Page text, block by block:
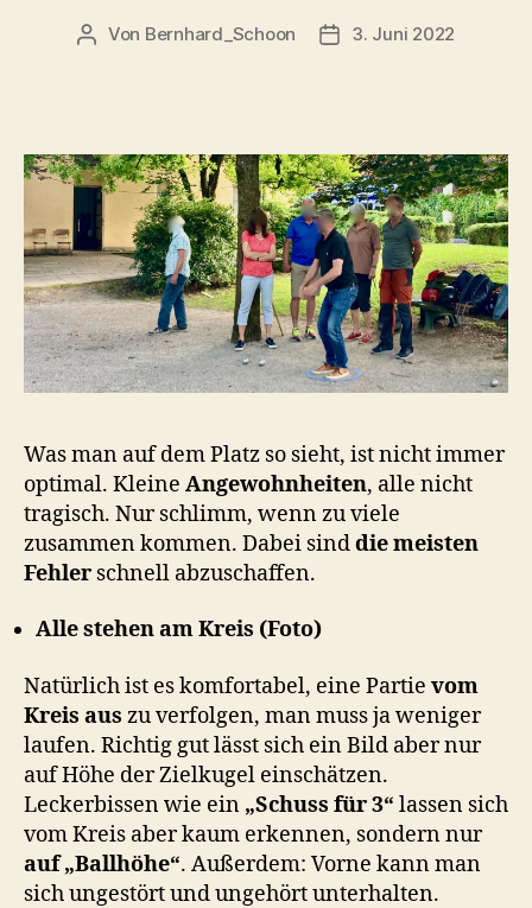
Beitragsautor
Von Bernhard_Schoon 3. Juni 2022
Was man auf dem Platz so sieht, ist nicht immer
optimal. Kleine Angewohnheiten, alle nicht
tragisch. Nur schlimm, wenn zu viele
zusammen kommen. Dabei sinddie meisten
Fehler schnell abzuschaffen.
Alle stehen am Kreis (Foto)
Natürlich ist es komfortabel, eine Partie vom
Kreis aus zu verfolgen, man muss ja weniger
laufen. Richtig gut lässt sich ein Bild aber nur
auf Höhe der Zielkugel einschätzen.
Leckerbissen wie ein „Schuss für 3“ lassen sich
vom Kreis aber kaum erkennen, sondern nur
auf „Ballhöhe“. Außerdem: Vorne kann man
sich ungestört und ungehört unterhalten.